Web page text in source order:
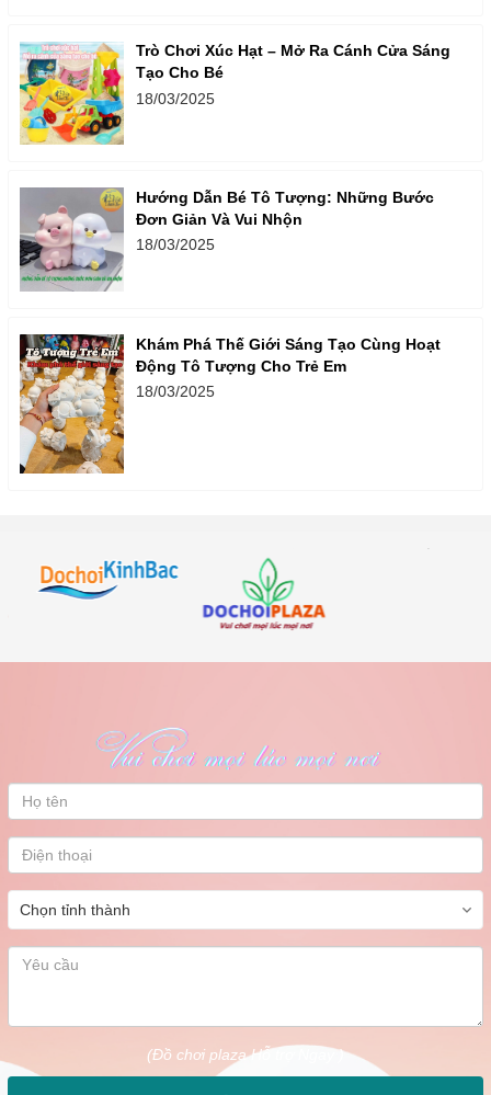
Trò Chơi Xúc Hạt – Mở Ra Cánh Cửa Sáng
Tạo Cho Bé
18/03/2025
Hướng Dẫn Bé Tô Tượng: Những Bước
Đơn Giản Và Vui Nhộn
18/03/2025
Khám Phá Thế Giới Sáng Tạo Cùng Hoạt
Động Tô Tượng Cho Trẻ Em
18/03/2025
(Đồ chơi plaza Hỗ trợ Ngay )